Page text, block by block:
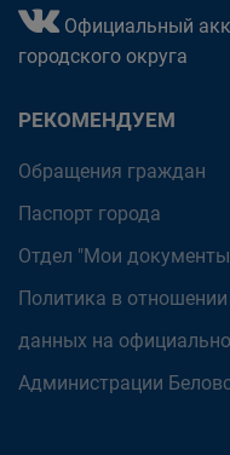
Официальный
городского округа
РЕКОМЕНДУЕМ
Обращения граждан
Паспорт города
Отдел "Мои
Политика в
данных на
Администрации